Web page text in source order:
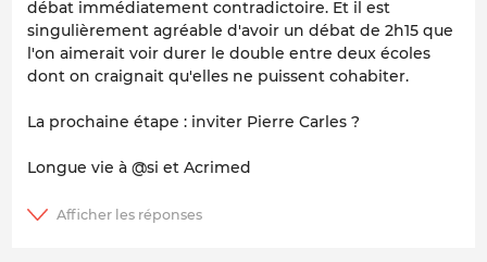
débat immédiatement contradictoire. Et il est
singulièrement agréable d'avoir un débat de 2h15 que
l'on aimerait voir durer le double entre deux écoles
dont on craignait qu'elles ne puissent cohabiter.
La prochaine étape : inviter Pierre Carles ?
Longue vie à @si et Acrimed